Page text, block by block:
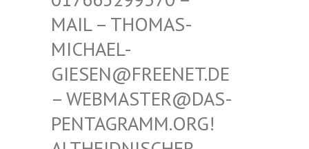
THOMAS-MICHAE
L-GIESEN
@FREENET.DE – WEBM
ASTER@DAS-PENTAG
RAMM.ORG! ALTHEI